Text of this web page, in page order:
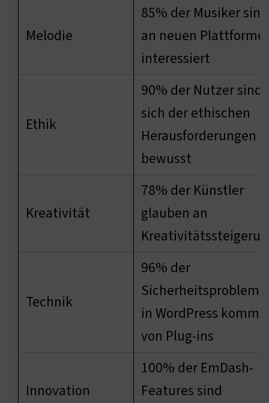
Melodie
85% der Musiker sind
an neuen
interessiert
Ethik
90% der Nutzer sind
sich der ethischen
Herausforderungen
bewusst
Kreativität
78% der Künstler
glauben an
Technik
96% der
Sicherheitsprobleme
in WordPress
von Plug-ins
Innovation
100% der EmDash-
Features sind